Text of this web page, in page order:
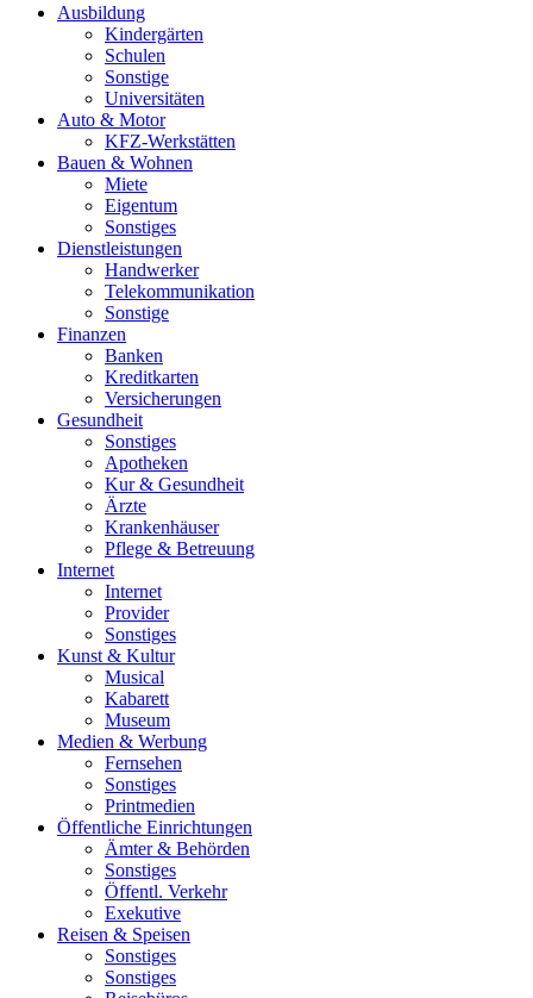
Ausbildung
Kindergärten
Schulen
Sonstige
Universitäten
Auto & Motor
KFZ-Werkstätten
Bauen & Wohnen
Miete
Eigentum
Sonstiges
Dienstleistungen
Handwerker
Telekommunikation
Sonstige
Finanzen
Banken
Kreditkarten
Versicherungen
Gesundheit
Sonstiges
Apotheken
Kur & Gesundheit
Ärzte
Krankenhäuser
Pflege & Betreuung
Internet
Internet
Provider
Sonstiges
Kunst & Kultur
Musical
Kabarett
Museum
Medien & Werbung
Fernsehen
Sonstiges
Printmedien
Öffentliche Einrichtungen
Ämter & Behörden
Sonstiges
Öffentl. Verkehr
Exekutive
Reisen & Speisen
Sonstiges
Sonstiges